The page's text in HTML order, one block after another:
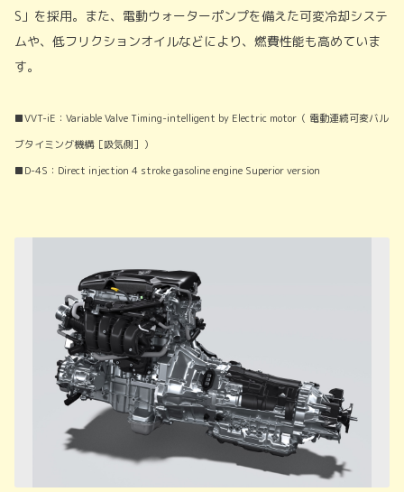
S」を採用。また、電動ウォーターポンプを備えた可変冷却システ
ムや、低フリクションオイルなどにより、燃費性能も高めていま
す。
■VVT-iE：Variable Valve Timing-intelligent by Electric motor（ 電動連続可変バル
ブタイミング機構［吸気側］）
■D-4S：Direct injection 4 stroke gasoline engine Superior version